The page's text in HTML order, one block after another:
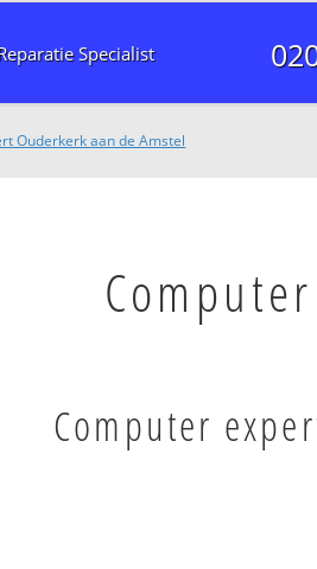
Specialist
Ouderkerk aan de Amstel
Computer